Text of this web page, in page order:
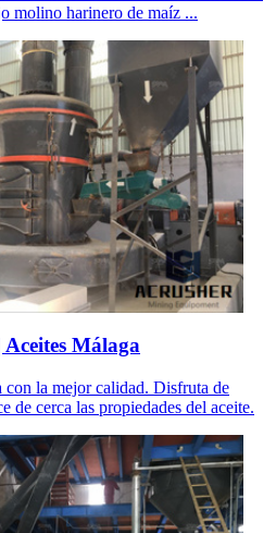
molino harinero de maíz ...
Málaga
la mejor calidad. Disfruta de
de cerca las propiedades del aceite.